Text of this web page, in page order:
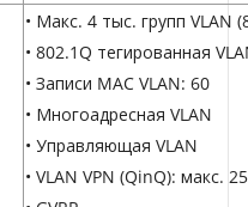
• Макс. 4 тыс. групп VLAN
• 802.1Q тегированная
• Записи MAC VLAN: 60
• Многоадресная VLAN
• Управляющая VLAN
• VLAN VPN (QinQ): макс.